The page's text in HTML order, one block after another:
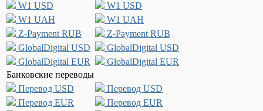
W1 USD
W1 USD
W1 UAH
W1 UAH
Z-Payment RUB
Z-Payment RUB
GlobalDigital USD
GlobalDigital USD
GlobalDigital EUR
GlobalDigital EUR
Банковские переводы
Перевод USD
Перевод USD
Перевод EUR
Перевод EUR